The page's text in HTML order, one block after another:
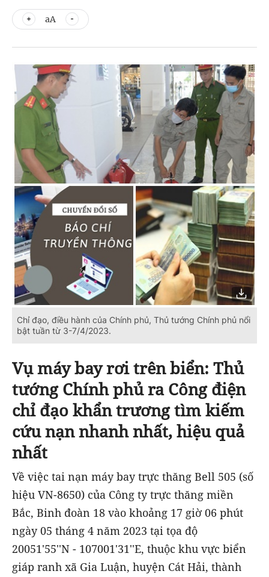
aA
Chỉ đạo, điều hành của Chính phủ, Thủ tướng Chính phủ nổi
bật tuần từ 3-7/4/2023.
Vụ máy bay rơi trên biển: Thủ
tướng Chính phủ ra Công điện
chỉ đạo khẩn trương tìm kiếm
cứu nạn nhanh nhất, hiệu quả
nhất
Về việc tai nạn máy bay trực thăng Bell 505 (số
hiệu VN-8650) của Công ty trực thăng miền
Bắc, Binh đoàn 18 vào khoảng 17 giờ 06 phút
ngày 05 tháng 4 năm 2023 tại tọa độ
20051'55''N - 107001'31''E, thuộc khu vực biển
giáp ranh xã Gia Luận, huyện Cát Hải, thành